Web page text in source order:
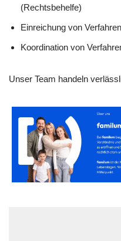
(Rechtsbehelfe)
Einreichung von
Koordination von
Unser Team handeln